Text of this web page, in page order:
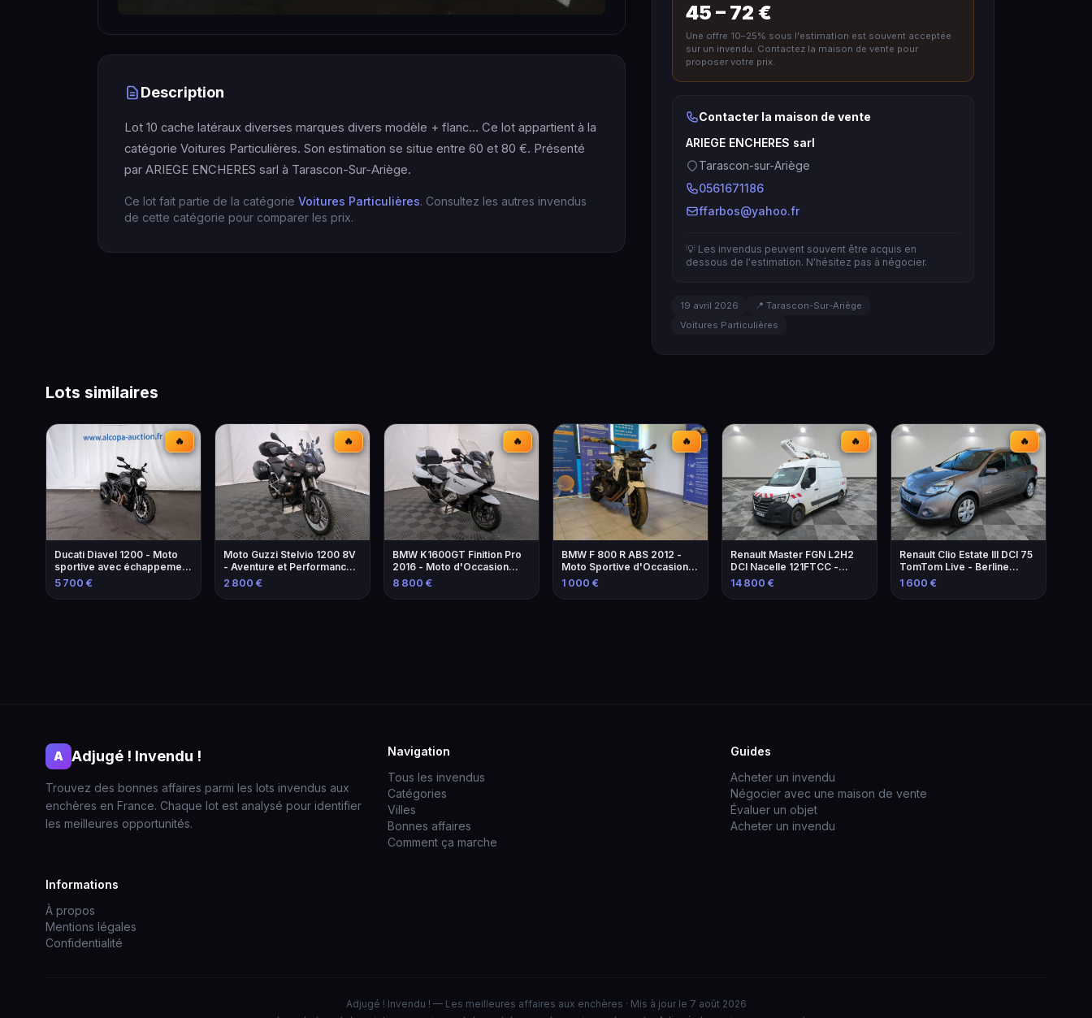
Description
Lot 10 cache latéraux diverses marques divers modèle + flanc… Ce lot appartient à la
catégorie Voitures Particulières. Son estimation se situe entre 60 et 80 €. Présenté
par ARIEGE ENCHERES sarl à Tarascon-Sur-Ariège.
Ce lot fait partie de la catégorie Voitures Particulières. Consultez les autres invendus
de cette catégorie pour comparer les prix.
45 – 72 €
Une offre 10–25% sous l'estimation est souvent acceptée
sur un invendu. Contactez la maison de vente pour
proposer votre prix.
Contacter la maison de vente
ARIEGE ENCHERES sarl
Tarascon-sur-Ariège
0561671186
ffarbos@yahoo.fr
💡 Les invendus peuvent souvent être acquis en
dessous de l'estimation. N'hésitez pas à négocier.
19 avril 2026
📍 Tarascon-Sur-Ariège
Voitures Particulières
Lots similaires
🔥
Ducati Diavel 1200 - Moto
sportive avec échappement
modifié
5 700 €
🔥
Moto Guzzi Stelvio 1200 8V
- Aventure et Performance -
2013
2 800 €
🔥
BMW K1600GT Finition Pro
2016 - Moto d'Occasion
avec Équipements
8 800 €
🔥
BMW F 800 R ABS 2012 -
Moto Sportive d'Occasion à
Marseille
1 000 €
🔥
Renault Master FGN L2H2
DCI Nacelle 121FTCC -
Élévateur de 2021
14 800 €
🔥
Renault Clio Estate III DCI 75
TomTom Live - Berline
familiale économique
1 600 €
A Adjugé ! Invendu !
Trouvez des bonnes affaires parmi les lots invendus aux
enchères en France. Chaque lot est analysé pour identifier
les meilleures opportunités.
Navigation
Tous les invendus
Catégories
Villes
Bonnes affaires
Comment ça marche
Guides
Acheter un invendu
Négocier avec une maison de vente
Évaluer un objet
Acheter un invendu
Informations
À propos
Mentions légales
Confidentialité
Adjugé ! Invendu ! — Les meilleures affaires aux enchères · Mis à jour le 7 août 2026